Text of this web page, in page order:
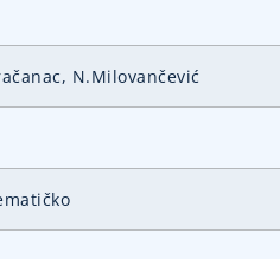
N.Milovančević